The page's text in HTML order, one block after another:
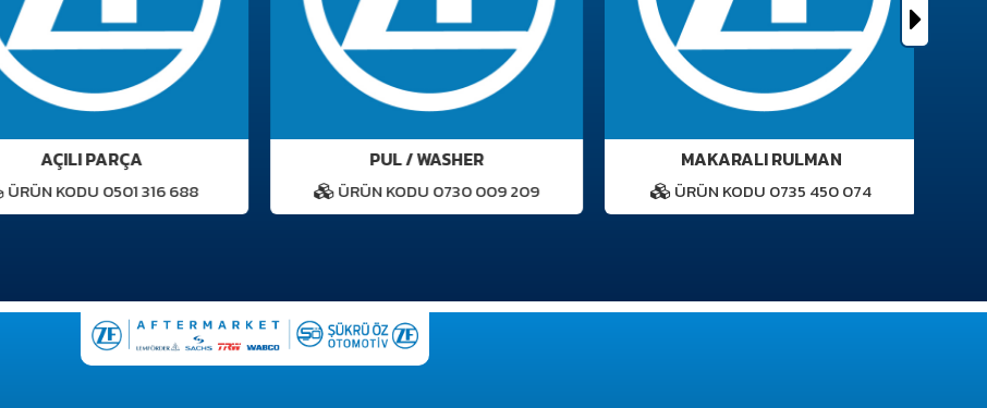
AÇILI PARÇA
ÜRÜN KODU 0501 316 688
PUL / WASHER
ÜRÜN KODU 0730 009 209
MAKARALI RULMAN
ÜRÜN KODU 0735 450 074